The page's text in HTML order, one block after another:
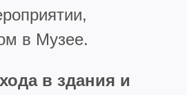
в Музее.
в здания и